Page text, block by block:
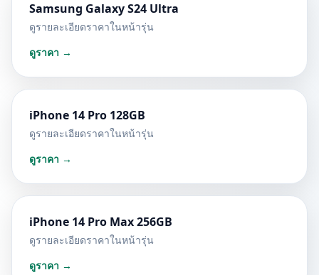
Samsung Galaxy S24 Ultra
ดูรายละเอียดราคาในหน้ารุ่น
ดูราคา →
iPhone 14 Pro 128GB
ดูรายละเอียดราคาในหน้ารุ่น
ดูราคา →
iPhone 14 Pro Max 256GB
ดูรายละเอียดราคาในหน้ารุ่น
ดูราคา →